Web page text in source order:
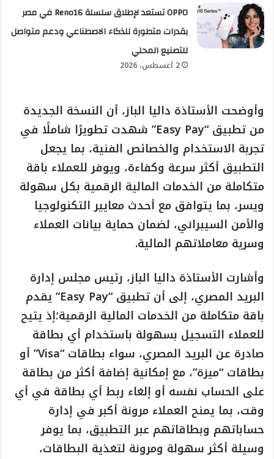
OPPO تستعد لإطلاق سلسلة Reno16 في مصر
بقدرات متطورة للذكاء الاصطناعي ودعم متواصل
للتصنيع المحلي
2 أغسطس، 2026
وأوضحت الأستاذة داليا الباز، أن النسخة الجديدة
من تطبيق “Easy Pay” شهدت تطويرًا شاملًا في
تجربة الاستخدام والخصائص الفنية، بما يجعل
التطبيق أكثر سرعة وكفاءة، ويوفر للعملاء باقة
متكاملة من الخدمات المالية الرقمية بكل سهولة
ويسر، بما يتوافق مع أحدث معايير التكنولوجيا
والأمن السيبراني، لضمان حماية بيانات العملاء
وسرية معاملاتهم المالية.
وأشارت الأستاذة داليا الباز، رئيس مجلس إدارة
البريد المصري، إلى أن تطبيق “Easy Pay” يقدم
باقة متكاملة من الخدمات المالية الرقمية؛إذ يتيح
للعملاء التسجيل بسهولة باستخدام أي بطاقة
صادرة عن البريد المصري، سواء بطاقات “Visa” أو
بطاقات “ميزة”، مع إمكانية إضافة أكثر من بطاقة
على الحساب نفسه أو إلغاء ربط أي بطاقة في أي
وقت، بما يمنح العملاء مرونة أكبر في إدارة
حساباتهم وبطاقاتهم عبر التطبيق، بما يوفر
وسيلة أكثر سهولة ومرونة لتغذية البطاقات،